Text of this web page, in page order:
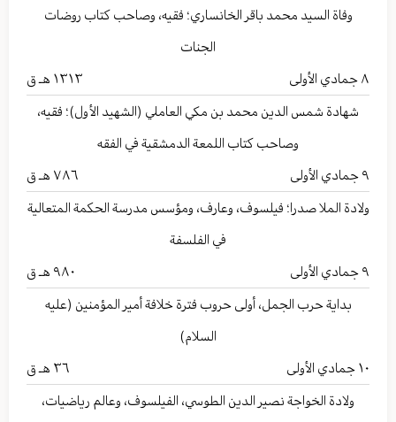
وفاة السيد محمد باقر الخانساري؛ فقيه، وصاحب كتاب روضات
الجنات
٨ جمادي الأولى
۱۳۱۳ هـ ق
شهادة شمس الدين محمد بن مكي العاملي (الشهيد الأول)؛ فقيه،
وصاحب كتاب اللمعة الدمشقية في الفقه
٩ جمادي الأولى
۷۸٦ هـ ق
ولادة الملا صدرا؛ فيلسوف، وعارف، ومؤسس مدرسة الحكمة المتعالية
في الفلسفة
٩ جمادي الأولى
۹۸۰ هـ ق
بداية حرب الجمل، أولى حروب فترة خلافة أمير المؤمنين (عليه
السلام)
١٠ جمادي الأولى
۳٦ هـ ق
ولادة الخواجة نصير الدين الطوسي، الفيلسوف، وعالم رياضيات،